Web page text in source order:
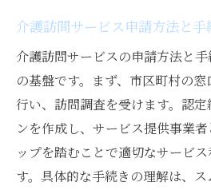
介護訪問サービス申請方法と
介護訪問サービスの申請方法と
の基盤です。まず、市区町村の
行い、訪問調査を受けます。認
ンを作成し、サービス提供事業
ップを踏むことで適切なサービ
す。具体的な手続きの理解は、